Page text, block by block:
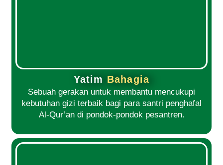
Yatim Bahagia
Sebuah gerakan untuk membantu mencukupi
kebutuhan gizi terbaik bagi para santri penghafal
Al-Qur’an di pondok-pondok pesantren.